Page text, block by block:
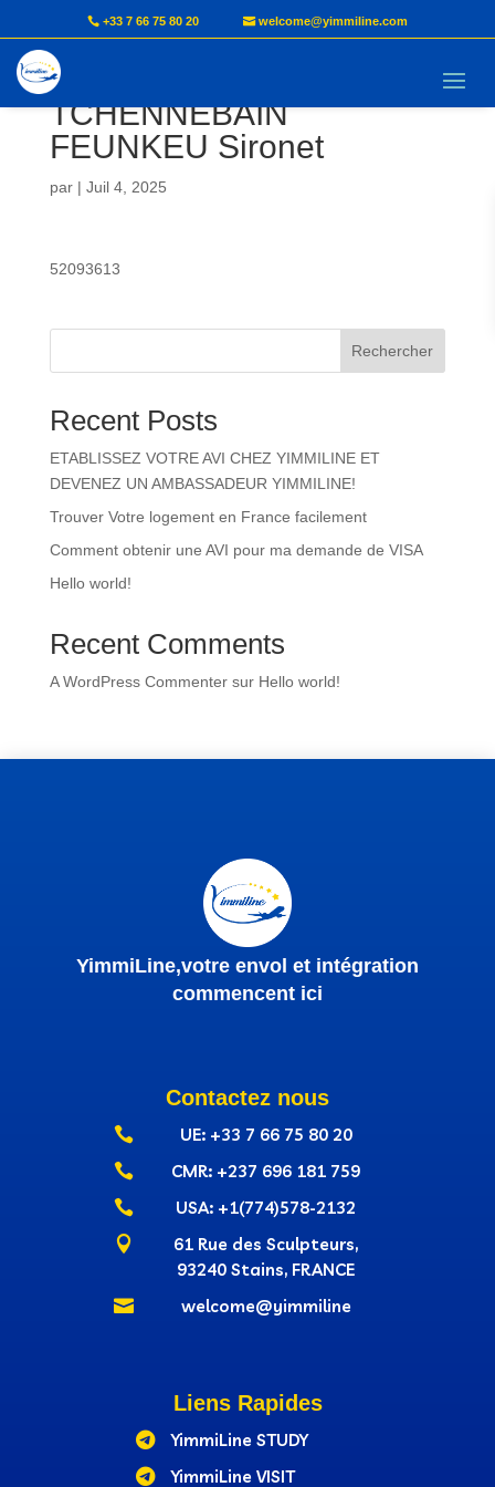
+33 7 66 75 80 20 welcome@yimmiline.com
YOUATOU
TCHENNEBAIN
FEUNKEU Sironet
par | Juil 4, 2025
52093613
Rechercher
Recent Posts
ETABLISSEZ VOTRE AVI CHEZ YIMMILINE ET
DEVENEZ UN AMBASSADEUR YIMMILINE!
Trouver Votre logement en France facilement
Comment obtenir une AVI pour ma demande de VISA
Hello world!
Recent Comments
A WordPress Commentersur Hello world!
YimmiLine,votre envol et intégration
commencent ici
Contactez nous
 UE: +33 7 66 75 80 20
 CMR: +237‭ 696 181 759
 USA: +1(774)578-2132

61 Rue des Sculpteurs,
93240 Stains, FRANCE
 welcome@yimmiline
Liens Rapides

YimmiLine STUDY

YimmiLine VISIT